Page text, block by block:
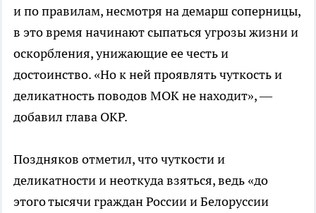
и по правилам, несмотря на демарш соперницы,
в это время начинают сыпаться угрозы жизни и
оскорбления, унижающие ее честь и
достоинство. «Но к ней проявлять чуткость и
деликатность поводов МОК не находит», —
добавил глава ОКР.
Поздняков отметил, что чуткости и
деликатности и неоткуда взяться, ведь «до
этого тысячи граждан России и Белоруссии